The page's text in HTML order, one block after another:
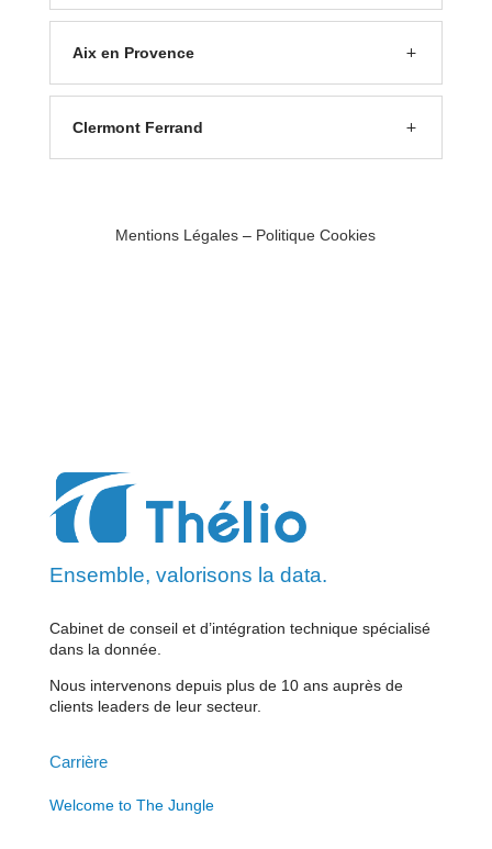
Aix en Provence
Clermont Ferrand
Mentions Légales – Politique Cookies
Ensemble, valorisons la data.
Cabinet de conseil et d’intégration technique spécialisé
dans la donnée.
Nous intervenons depuis plus de 10 ans auprès de
clients leaders de leur secteur.
Carrière
Welcome to The Jungle